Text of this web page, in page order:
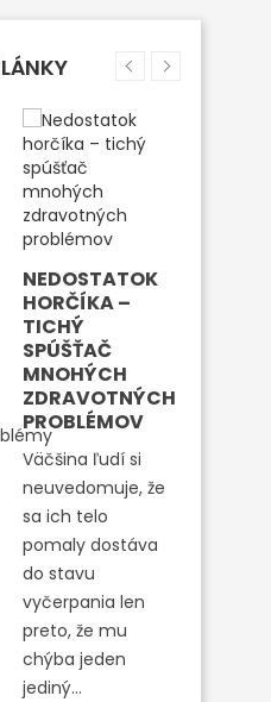
NEDOSTATOK
HORČÍKA –
TICHÝ
SPÚŠŤAČ
MNOHÝCH
ZDRAVOTNÝCH
PROBLÉMOV
Väčšina ľudí si
neuvedomuje, že
sa ich telo
pomaly dostáva
do stavu
vyčerpania len
preto, že mu
chýba jeden
jediný...